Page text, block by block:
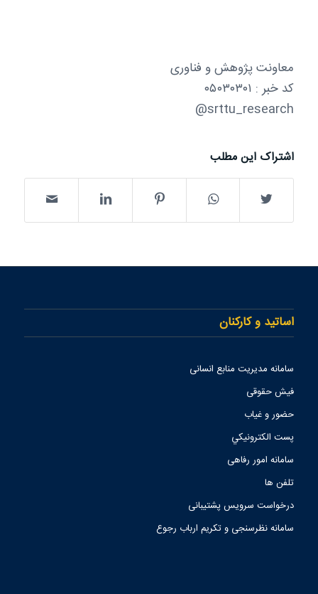
معاونت پژوهش و فناوری
کد خبر : ۰۵۰۳۰۳۰۱
srttu_research@
اشتراک این مطلب
اساتید و کارکنان
سامانه مدیریت منابع انسانی
فیش حقوقی
حضور و غیاب
پست الكترونيكي
سامانه امور رفاهی
تلفن ها
درخواست سرویس پشتیبانی
سامانه نظرسنجی و تکریم ارباب رجوع